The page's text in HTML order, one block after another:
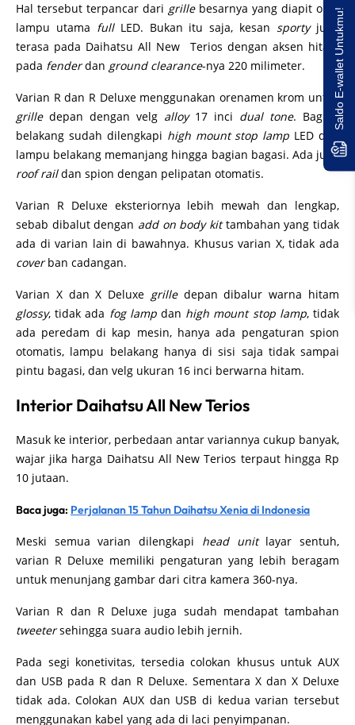
Hal tersebut terpancar dari grillebesarnya yang diapit oleh
lampu utama fullLED. Bukan itu saja, kesan sportyjuga
terasa pada Daihatsu All New Terios dengan aksen hitam
pada fenderdan ground clearance-nya 220 milimeter.
Varian R dan R Deluxe menggunakan orenamen krom untuk
grilledepan dengan velg alloy17 inci dual tone. Bagian
belakang sudah dilengkapi high mount stop lamp LED dan
lampu belakang memanjang hingga bagian bagasi. Ada juga
roof raildan spion dengan pelipatan otomatis.
Varian R Deluxe eksteriornya lebih mewah dan lengkap,
sebab dibalut dengan add on body kittambahan yang tidak
ada di varian lain di bawahnya. Khusus varian X, tidak ada
coverban cadangan.
Varian X dan X Deluxe grilledepan dibalur warna hitam
glossy, tidak ada fog lampdan high mount stop lamp, tidak
ada peredam di kap mesin, hanya ada pengaturan spion
otomatis, lampu belakang hanya di sisi saja tidak sampai
pintu bagasi, dan velg ukuran 16 inci berwarna hitam.
Interior Daihatsu All New Terios
Masuk ke interior, perbedaan antar variannya cukup banyak,
wajar jika harga Daihatsu All New Terios terpaut hingga Rp
10 jutaan.
Baca juga: Perjalanan 15 Tahun Daihatsu Xenia di Indonesia
Meski semua varian dilengkapi head unitlayar sentuh,
varian R Deluxe memiliki pengaturan yang lebih beragam
untuk menunjang gambar dari citra kamera 360-nya.
Varian R dan R Deluxe juga sudah mendapat tambahan
tweetersehingga suara audio lebih jernih.
Pada segi konetivitas, tersedia colokan khusus untuk AUX
dan USB pada R dan R Deluxe. Sementara X dan X Deluxe
tidak ada. Colokan AUX dan USB di kedua varian tersebut
menggunakan kabel yang ada di laci penyimpanan.
Saldo E-wallet Untukmu!